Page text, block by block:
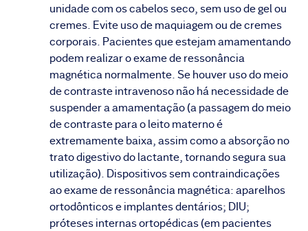
unidade com os cabelos seco, sem uso de gel ou
cremes. Evite uso de maquiagem ou de cremes
corporais. Pacientes que estejam amamentando
podem realizar o exame de ressonância
magnética normalmente. Se houver uso do meio
de contraste intravenoso não há necessidade de
suspender a amamentação (a passagem do meio
de contraste para o leito materno é
extremamente baixa, assim como a absorção no
trato digestivo do lactante, tornando segura sua
utilização). Dispositivos sem contraindicações
ao exame de ressonância magnética: aparelhos
ortodônticos e implantes dentários; DIU;
próteses internas ortopédicas (em pacientes